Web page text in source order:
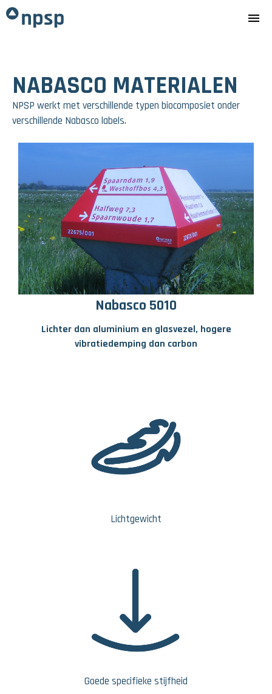
menu
NABASCO MATERIALEN
NPSP werkt met verschillende typen biocomposiet onder
verschillende Nabasco labels.
Nabasco 5010
Lichter dan aluminium en glasvezel, hogere
vibratiedemping dan carbon
Lichtgewicht
Goede specifieke stijfheid